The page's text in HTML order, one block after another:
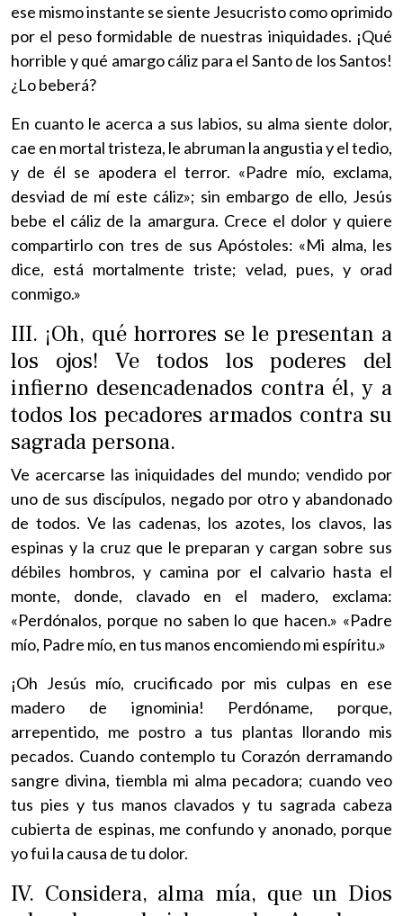
ese mismo instante se siente Jesucristo como oprimido
por el peso formidable de nuestras iniquidades. ¡Qué
horrible y qué amargo cáliz para el Santo de los Santos!
¿Lo beberá?
En cuanto le acerca a sus labios, su alma siente dolor,
cae en mortal tristeza, le abruman la angustia y el tedio,
y de él se apodera el terror. «Padre mío, exclama,
desviad de mí este cáliz»; sin embargo de ello, Jesús
bebe el cáliz de la amargura. Crece el dolor y quiere
compartirlo con tres de sus Apóstoles: «Mi alma, les
dice, está mortalmente triste; velad, pues, y orad
conmigo.»
III. ¡Oh, qué horrores se le presentan a
los ojos! Ve todos los poderes del
infierno desencadenados contra él, y a
todos los pecadores armados contra su
sagrada persona.
Ve acercarse las iniquidades del mundo; vendido por
uno de sus discípulos, negado por otro y abandonado
de todos. Ve las cadenas, los azotes, los clavos, las
espinas y la cruz que le preparan y cargan sobre sus
débiles hombros, y camina por el calvario hasta el
monte, donde, clavado en el madero, exclama:
«Perdónalos, porque no saben lo que hacen.» «Padre
mío, Padre mío, en tus manos encomiendo mi espíritu.»
¡Oh Jesús mío, crucificado por mis culpas en ese
madero de ignominia! Perdóname, porque,
arrepentido, me postro a tus plantas llorando mis
pecados. Cuando contemplo tu Corazón derramando
sangre divina, tiembla mi alma pecadora; cuando veo
tus pies y tus manos clavados y tu sagrada cabeza
cubierta de espinas, me confundo y anonado, porque
yo fui la causa de tu dolor.
IV. Considera, alma mía, que un Dios